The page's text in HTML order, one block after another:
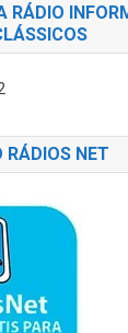
RÁDIO
RÁDIOS NET